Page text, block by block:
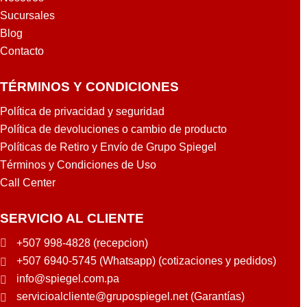
3
S
C
G
Sucursales
Blog
Contacto
TÉRMINOS Y CONDICIONES
Política de privacidad y seguridad
Política de devoluciones o cambio de producto
Políticas de Retiro y Envío de Grupo Spiegel
Términos y Condiciones de Uso
Call Center
SERVICIO AL CLIENTE
+507 998-4828 (recepcion)
+507 6940-5745 (Whatsapp) (cotizaciones y pedidos)
info@spiegel.com.pa
servicioalcliente@grupospiegel.net (Garantías)